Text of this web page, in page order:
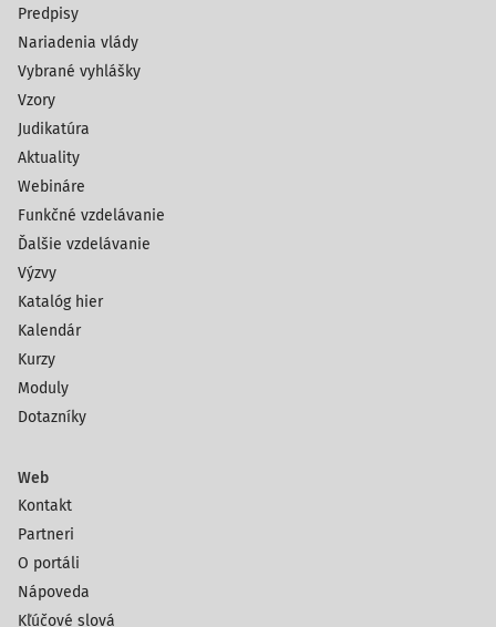
Predpisy
Nariadenia vlády
Vybrané vyhlášky
Vzory
Judikatúra
Aktuality
Webináre
Funkčné vzdelávanie
Ďalšie vzdelávanie
Výzvy
Katalóg hier
Kalendár
Kurzy
Moduly
Dotazníky
Web
Kontakt
Partneri
O portáli
Nápoveda
Kľúčové slová